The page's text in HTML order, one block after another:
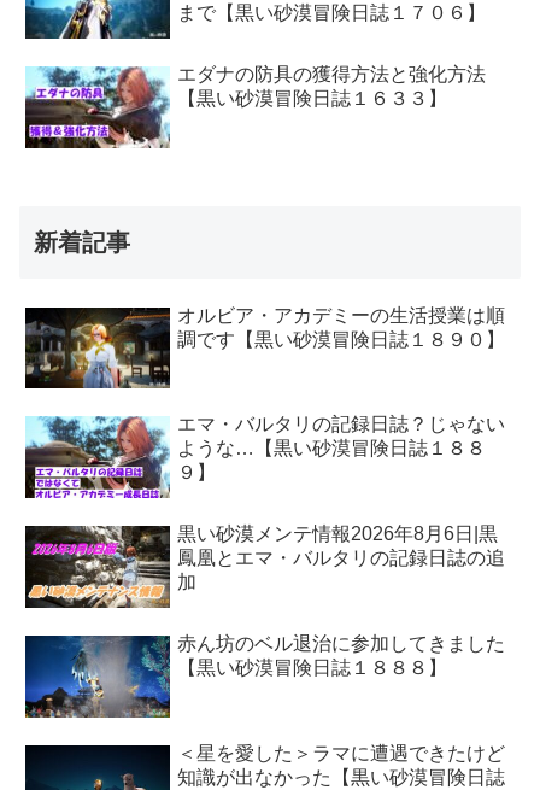
まで【黒い砂漠冒険日誌１７０６】
エダナの防具の獲得方法と強化方法
【黒い砂漠冒険日誌１６３３】
新着記事
オルビア・アカデミーの生活授業は順
調です【黒い砂漠冒険日誌１８９０】
エマ・バルタリの記録日誌？じゃない
ような…【黒い砂漠冒険日誌１８８
９】
黒い砂漠メンテ情報2026年8月6日|黒
鳳凰とエマ・バルタリの記録日誌の追
加
赤ん坊のベル退治に参加してきました
【黒い砂漠冒険日誌１８８８】
＜星を愛した＞ラマに遭遇できたけど
知識が出なかった【黒い砂漠冒険日誌